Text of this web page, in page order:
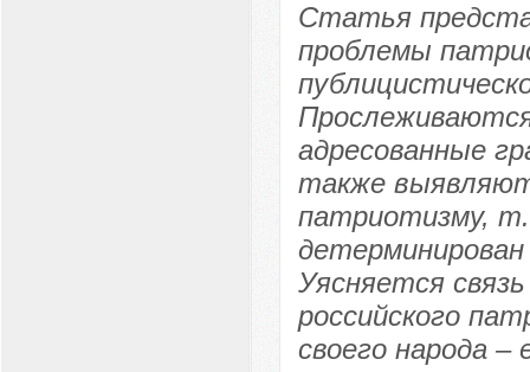
Статья
проблемы
адресованные
также
патриотизму,
Уясняется
российского
своего народа –